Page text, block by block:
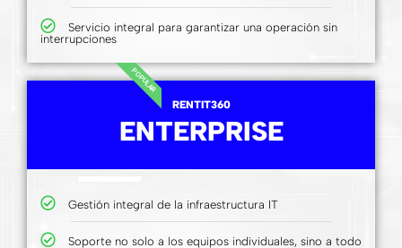
Servicio integral para garantizar una operación sin
interrupciones
POPULAR
RENTIT360
ENTERPRISE
Gestión integral de la infraestructura IT
Soporte no solo a los equipos individuales, sino a todo